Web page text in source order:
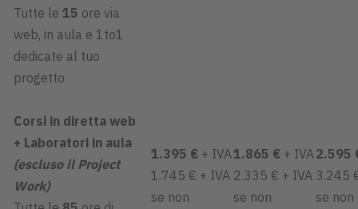
Tutte le 15 ore via
web, in aula e 1to1
dedicate al tuo
progetto
Corsi in diretta web
+ Laboratori in aula
(escluso il Project
Work)
1.395 € + IVA
1.745 € + IVA
se non
1.865 € + IVA
2.335 € + IVA
se non
2.595
3.245
se non